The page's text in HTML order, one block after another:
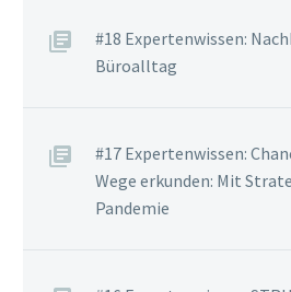
#18 Expertenwissen:
Büroalltag
#17 Expertenwissen:
Wege erkunden: Mit
Pandemie